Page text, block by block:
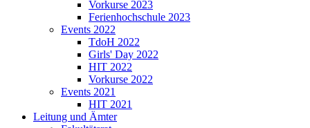
Vorkurse 2023
Ferienhochschule 2023
Events 2022
TdoH 2022
Girls' Day 2022
HIT 2022
Vorkurse 2022
Events 2021
HIT 2021
Leitung und Ämter